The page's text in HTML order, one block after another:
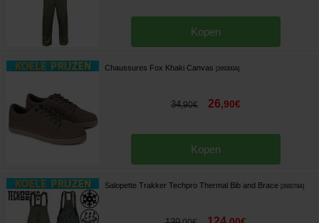
Kopen
Chaussures Fox Khaki Canvas 269300A]
34,90€ 26,90€
Kopen
Salopette Trakker Techpro Thermal Bib and Brace 269278A]